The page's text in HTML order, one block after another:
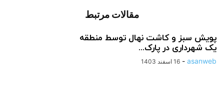
مقالات مرتبط
پویش سبز و کاشت نهال توسط منطقه
یک شهرداری در پارک...
asanweb
- 16 اسفند 1403